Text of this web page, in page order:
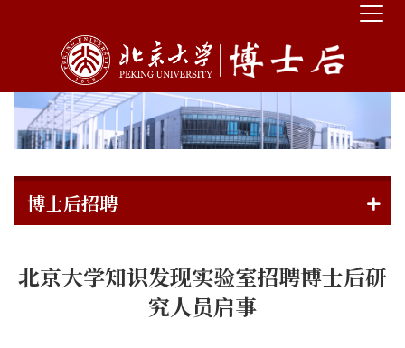
博士后招聘
北京大学知识发现实验室招聘博士后研
究人员启事